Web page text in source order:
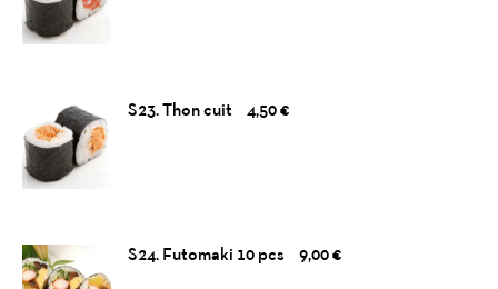
S23. Thon cuit 4,50 €
S24. Futomaki 10 pcs 9,00 €